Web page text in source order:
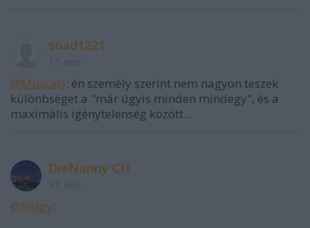
soad1221
@Muscari: én személy szerint nem nagyon teszek
különbséget a "már úgyis minden mindegy", és a
maximális igénytelenség között...
DieNanny CH
@fhdgy: